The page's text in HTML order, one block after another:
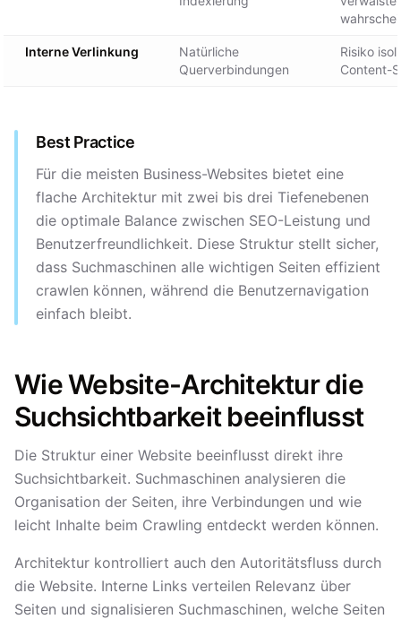
Interne Verlinkung
Natürliche
Querverbindungen
Risiko
Content-
Best Practice
Für die meisten Business-Websites bietet eine
flache Architektur mit zwei bis drei Tiefenebenen
die optimale Balance zwischen SEO-Leistung und
Benutzerfreundlichkeit. Diese Struktur stellt sicher,
dass Suchmaschinen alle wichtigen Seiten effizient
crawlen können, während die Benutzernavigation
einfach bleibt.
Wie Website-Architektur die
Suchsichtbarkeit beeinflusst
Die Struktur einer Website beeinflusst direkt ihre
Suchsichtbarkeit. Suchmaschinen analysieren die
Organisation der Seiten, ihre Verbindungen und wie
leicht Inhalte beim Crawling entdeckt werden können.
Architektur kontrolliert auch den Autoritätsfluss durch
die Website. Interne Links verteilen Relevanz über
Seiten und signalisieren Suchmaschinen, welche Seiten